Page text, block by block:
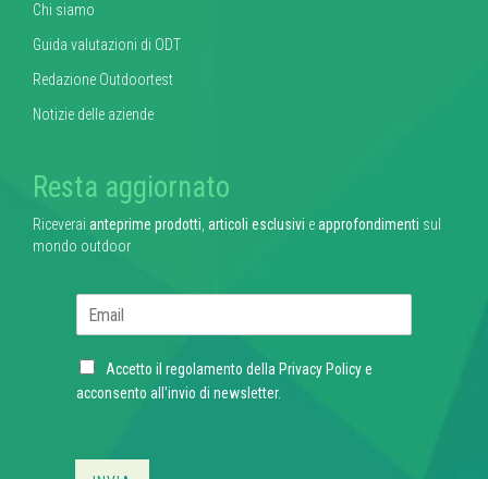
Chi siamo
Guida valutazioni di ODT
Redazione Outdoortest
Notizie delle aziende
Resta aggiornato
Riceverai anteprime prodotti articoli esclusivi eapprofondimenti sul
mondo outdoor
l
C
h
Accetto il regolamento della Privacy Policye
acconsento all'invio di newsletter.